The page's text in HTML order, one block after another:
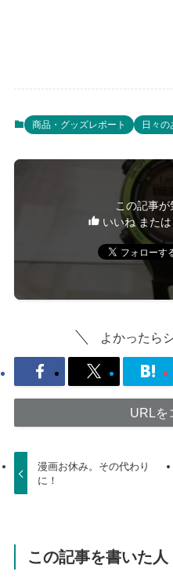
商品・グッズレポート 日々の
この記事が
いいね また
よかったら
URLを
漫画お休み。その代わり
に！
この記事を書いた人